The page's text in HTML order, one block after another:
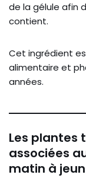
de la gélule afin
contient.
Cet ingrédient
alimentaire et
années.
Les plantes
associées
matin à jeun